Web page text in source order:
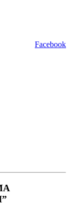
Facebook